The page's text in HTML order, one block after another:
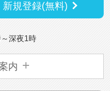
新規登録(無料)
深夜1時
内